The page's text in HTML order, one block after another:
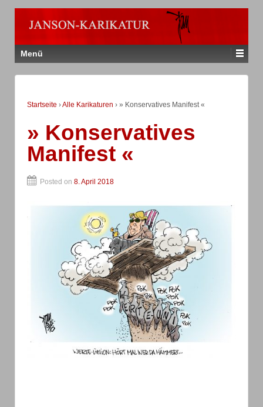
Menü
Startseite ›Alle Karikaturen › » Konservatives Manifest «
» Konservatives
Manifest «
Posted on 8. April 2018